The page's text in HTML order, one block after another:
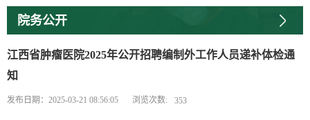
院务公开
江西省肿瘤医院2025年公开招聘编制外工作人员递补体检通
知
发布日期：2025-03-21 08:56:05 浏览次数: 353